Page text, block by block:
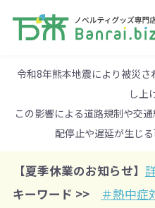
令和8年熊本地震により被災
し上
この影響による道路規制や交
配停止や遅延が生じる
【夏季休業のお知らせ】
キーワード >>
＃熱中症